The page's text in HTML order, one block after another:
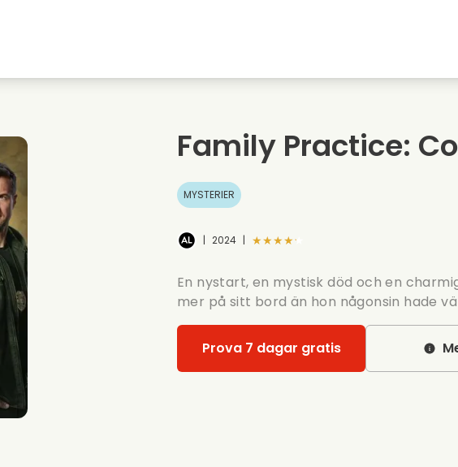
Sommarfilm
Datingfilmer
Romantiska
Family Practice:
MYSTERIER
| 2024 | ★★★★★
En nystart, en mystisk död och en
mer på sitt bord än hon någonsin hade
Prova 7 dagar gratis